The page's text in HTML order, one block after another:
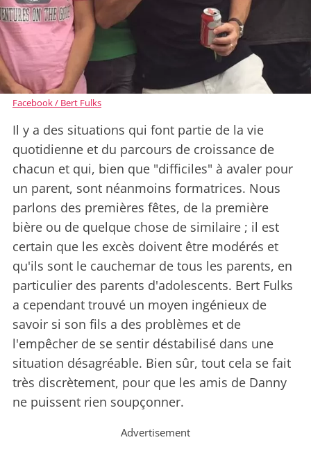
Facebook / Bert Fulks
Il y a des situations qui font partie de la vie
quotidienne et du parcours de croissance de
chacun et qui, bien que "difficiles" à avaler pour
un parent, sont néanmoins formatrices. Nous
parlons des premières fêtes, de la première
bière ou de quelque chose de similaire ; il est
certain que les excès doivent être modérés et
qu'ils sont le cauchemar de tous les parents, en
particulier des parents d'adolescents. Bert Fulks
a cependant trouvé un moyen ingénieux de
savoir si son fils a des problèmes et de
l'empêcher de se sentir déstabilisé dans une
situation désagréable. Bien sûr, tout cela se fait
très discrètement, pour que les amis de Danny
ne puissent rien soupçonner.
Advertisement